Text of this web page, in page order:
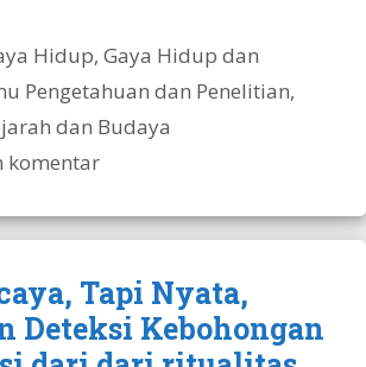
Hidup,Gaya Hidup dan
Pengetahuan dan Penelitian,
dan Budaya
komentar
Tapi Nyata,
Deteksi Kebohongan